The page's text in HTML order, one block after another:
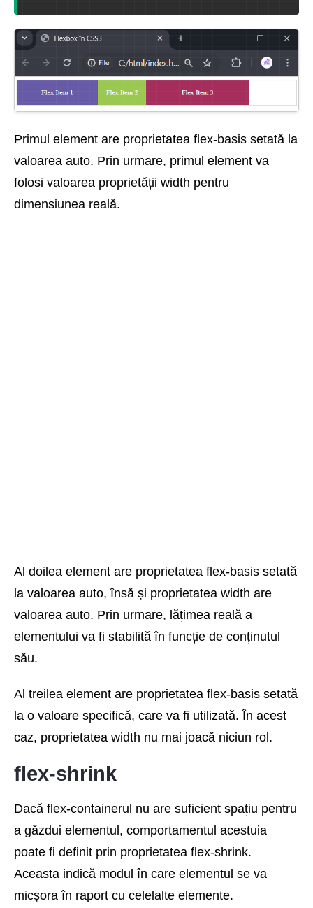
Primul element are proprietatea flex-basis setată la
valoarea auto. Prin urmare, primul element va
folosi valoarea proprietății width pentru
dimensiunea reală.
Al doilea element are proprietatea flex-basis setată
la valoarea auto, însă și proprietatea width are
valoarea auto. Prin urmare, lățimea reală a
elementului va fi stabilită în funcție de conținutul
său.
Al treilea element are proprietatea flex-basis setată
la o valoare specifică, care va fi utilizată. În acest
caz, proprietatea width nu mai joacă niciun rol.
flex-shrink
Dacă flex-containerul nu are suficient spațiu pentru
a găzdui elementul, comportamentul acestuia
poate fi definit prin proprietatea flex-shrink.
Aceasta indică modul în care elementul se va
micșora în raport cu celelalte elemente.